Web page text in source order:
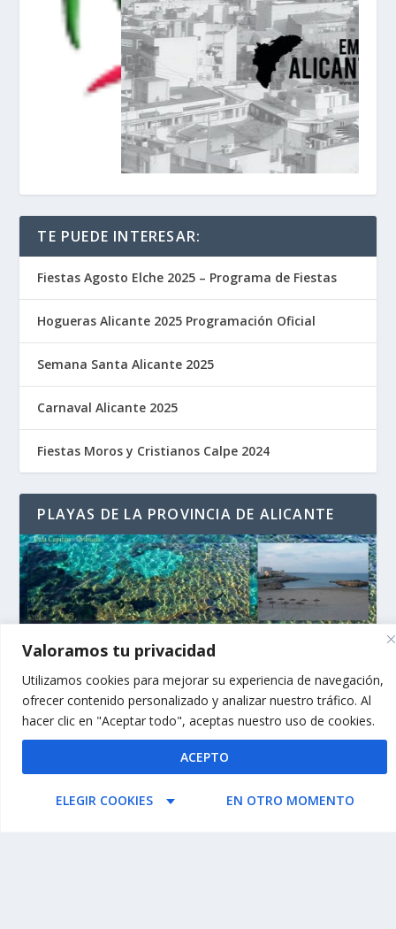
Valoramos tu privacidad
Utilizamos cookies para mejorar su experiencia de navegación,
ofrecer contenido personalizado y analizar nuestro tráfico. Al
hacer clic en "Aceptar todo", aceptas nuestro uso de cookies.
ELEGIR COOKIES EN OTRO MOMENTO
ACEPTO
TE PUEDE INTERESAR:
Fiestas Agosto Elche 2025 – Programa de Fiestas
Hogueras Alicante 2025 Programación Oficial
Semana Santa Alicante 2025
Carnaval Alicante 2025
Fiestas Moros y Cristianos Calpe 2024
PLAYAS DE LA PROVINCIA DE ALICANTE
X @GENTEDEALICANTE